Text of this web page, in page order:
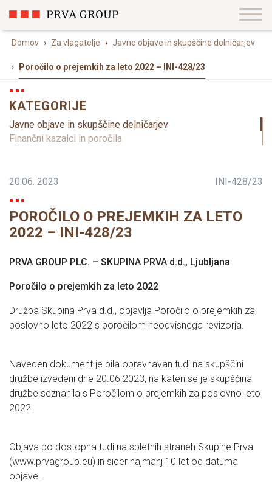
Domov › Za vlagatelje › Javne objave in skupščine delničarjev
› Poročilo o prejemkih za leto 2022 – INI-428/23
KATEGORIJE
Javne objave in skupščine delničarjev
Finančni kazalci in poročila
20.06. 2023 INI-428/23
POROČILO O PREJEMKIH ZA LETO
2022 – INI-428/23
PRVA GROUP PLC. – SKUPINA PRVA d.d., Ljubljana
Poročilo o prejemkih za leto 2022
Družba Skupina Prva d.d., objavlja Poročilo o prejemkih za
poslovno leto 2022 s poročilom neodvisnega revizorja.
Naveden dokument je bila obravnavan tudi na skupščini
družbe izvedeni dne 20.06.2023, na kateri se je skupščina
družbe seznanila s Poročilom o prejemkih za poslovno leto
2022.
Objava bo dostopna tudi na spletnih straneh Skupine Prva
(www.prvagroup.eu) in sicer najmanj 10 let od datuma
objave.